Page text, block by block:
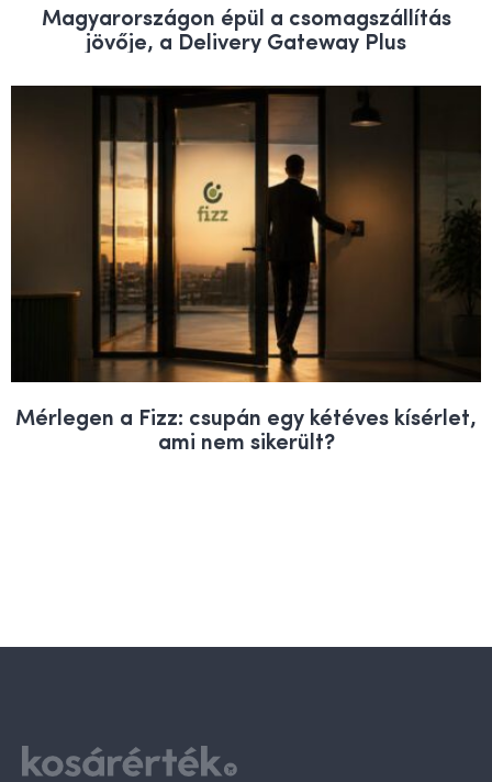
Magyarországon épül a csomagszállítás
jövője, a Delivery Gateway Plus
Mérlegen a Fizz: csupán egy kétéves kísérlet,
ami nem sikerült?